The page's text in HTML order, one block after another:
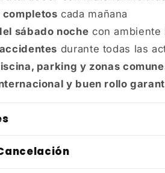
completos cada mañana
sábado noche con ambiente
durante todas las
parking y zonas
y buen rollo